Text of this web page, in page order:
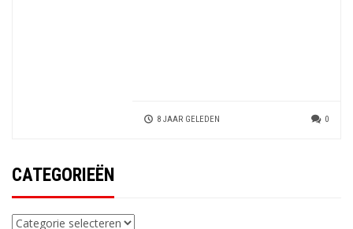
8 JAAR GELEDEN 0
CATEGORIEËN
Categorieën